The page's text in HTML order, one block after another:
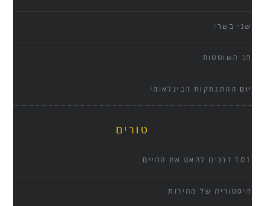
שני בשרי
חג השוטטות
יום ההתנתקות הבינלאומי
טורים
101 דרכים להאט את החיים
היסטוריה של מהירות